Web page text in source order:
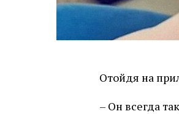
Отойдя на
– Он всегда